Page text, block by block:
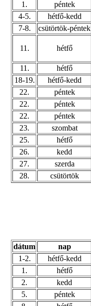
1.
péntek
4-5.
hétfő-kedd
7-8.
csütörtök-péntek
11. hétfő
11. hétfő
18-19.
hétfő-kedd
22.
péntek
22.
péntek
22.
péntek
23.
szombat
25.
hétfő
26.
kedd
27.
szerda
28.
csütörtök
dátum nap
1-2.
hétfő-kedd
1.
hétfő
2.
kedd
5.
péntek